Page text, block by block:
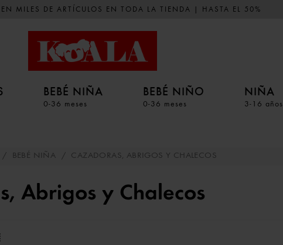
EN MILES DE ARTÍCULOS EN TODA LA TIENDA | HASTA EL 50%
BEBÉ NIÑA
0-36 meses
BEBÉ NIÑO
0-36 meses
NIÑA
3-16 años
/ BEBÉ NIÑA / CAZADORAS, ABRIGOS Y CHALECOS
Abrigos y Chalecos